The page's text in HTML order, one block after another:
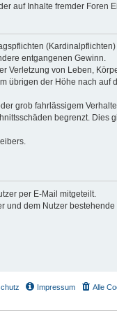
auf Inhalte fremder Foren
entgangenen Gewinn.
Verletzung von Leben,
übrigen der Höhe nach auf
grob fahrlässigem
begrenzt. Dies
per E-Mail mitgeteilt.
dem Nutzer
Alle
Impressum